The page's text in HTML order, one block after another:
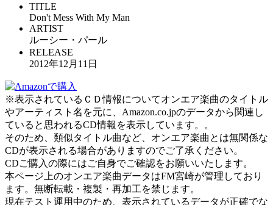
TITLE
Don't Mess With My Man
ARTIST
ルーシー・パール
RELEASE
2012年12月11日
※表示されているＣＤ情報についてオンエア楽曲のタイトル
やアーティスト名を元に、Amazon.co.jpのデータから関連し
ていると思われるCD情報を表示しています。。
そのため、類似タイトル曲など、オンエア楽曲とは無関係な
CDが表示される場合がありますのでご了承ください。
CDご購入の際にはご自身でご確認をお願いいたします。
本ページ上のオンエア楽曲データはFM宮崎が管理しており
ます。無断転載・複製・再加工を禁じます。
現在テスト運用中のため、表示されているデータが正確でな